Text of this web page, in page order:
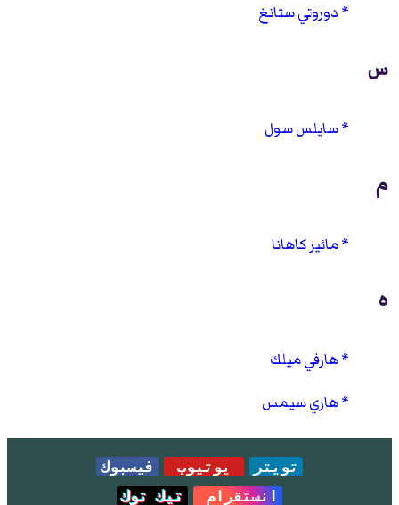
دوروتي ستانغ
س
سايلس سول
م
مائير كاهانا
ه
هارفي ميلك
هاري سيمس
تويتر يوتيوب
فيسبوك
انستقرام
تيك توك